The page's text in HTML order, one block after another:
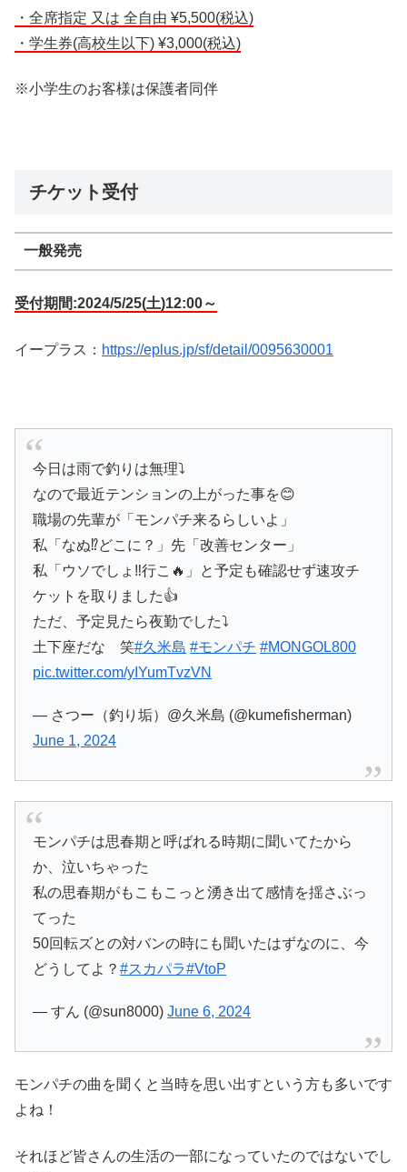
・全席指定 ⼜は 全⾃由 ¥5,500(税込)
・学⽣券(⾼校⽣以下) ¥3,000(税込)
※⼩学⽣のお客様は保護者同伴
チケット受付
一般発売
受付期間:2024/5/25(土)12:00～
イープラス： https://eplus.jp/sf/detail/0095630001
今日は雨で釣りは無理⤵️
なので最近テンションの上がった事を😊
職場の先輩が「モンパチ来るらしいよ」
私「なぬ⁉️どこに？」先「改善センター」
私「ウソでしょ‼️行こ🔥」と予定も確認せず速攻チ
ケットを取りました👍
ただ、予定見たら夜勤でした⤵️
土下座だな 笑#久米島 #モンパチ #MONGOL800
pic.twitter.com/yIYumTvzVN
— さつー（釣り垢）@久米島 (@kumefisherman)
June 1, 2024
モンパチは思春期と呼ばれる時期に聞いてたから
か、泣いちゃった
私の思春期がもこもこっと湧き出て感情を揺さぶっ
てった
50回転ズとの対バンの時にも聞いたはずなのに、今
どうしてよ？#スカパラ#VtoP
— すん (@sun8000)June 6, 2024
モンパチの曲を聞くと当時を思い出すという方も多いです
よね！
それほど皆さんの生活の一部になっていたのではないでし